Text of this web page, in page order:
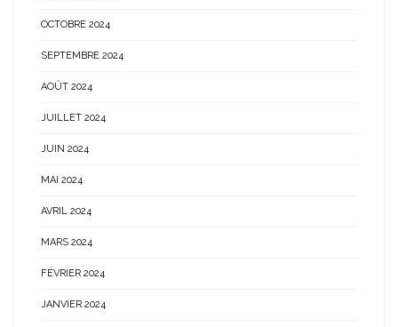
OCTOBRE 2024
SEPTEMBRE 2024
AOÛT 2024
JUILLET 2024
JUIN 2024
MAI 2024
AVRIL 2024
MARS 2024
FÉVRIER 2024
JANVIER 2024